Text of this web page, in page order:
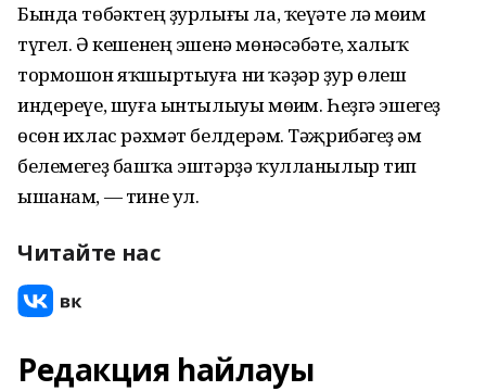
Бында төбәктең ҙурлығы ла, ҡеүәте лә мөһим
түгел. Ә кешенең эшенә мөнәсәбәте, халыҡ
тормошон яҡшыртыуға ни ҡәҙәр ҙур өлеш
индереүе, шуға ынтылыуы мөһим. Һеҙгә эшегеҙ
өсөн ихлас рәхмәт белдерәм. Тәҗрибәгеҙ һәм
белемегеҙ башҡа эштәрҙә ҡулланылыр тип
ышанам, — тине ул.
Читайте нас
Редакция һайлауы